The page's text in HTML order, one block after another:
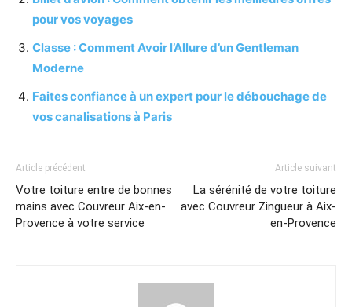
pour vos voyages
Classe : Comment Avoir l’Allure d’un Gentleman
Moderne
Faites confiance à un expert pour le débouchage de
vos canalisations à Paris
Article précédent
Votre toiture entre de bonnes
mains avec Couvreur Aix-en-
Provence à votre service
Article suivant
La sérénité de votre toiture
avec Couvreur Zingueur à Aix-
en-Provence